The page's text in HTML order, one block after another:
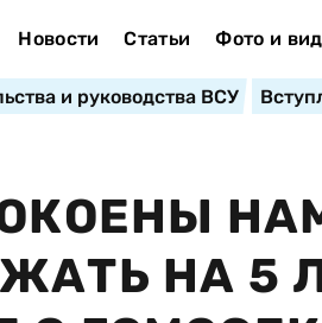
Новости Статьи Фото и
и руководства ВСУ
НА 5